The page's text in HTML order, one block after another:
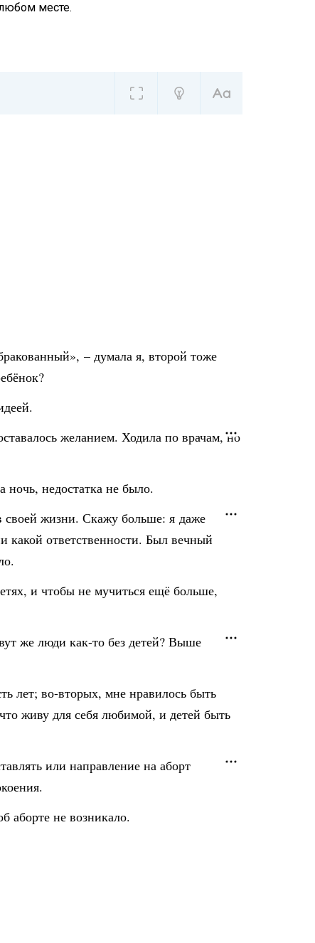
месте.
– думала я, второй тоже
желанием. Ходила по врачам, но
недостатка не было.
своей жизни. Скажу больше: я даже
какой ответственности. Был вечный
и чтобы не мучиться ещё больше,
же люди как-то без детей? Выше
лет; во-вторых, мне нравилось быть
живу для себя любимой, и детей быть
или направление на аборт
аборте не возникало.